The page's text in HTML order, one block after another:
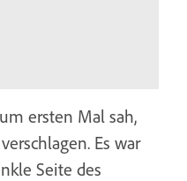
ersten Mal sah,
Es war
Seite des